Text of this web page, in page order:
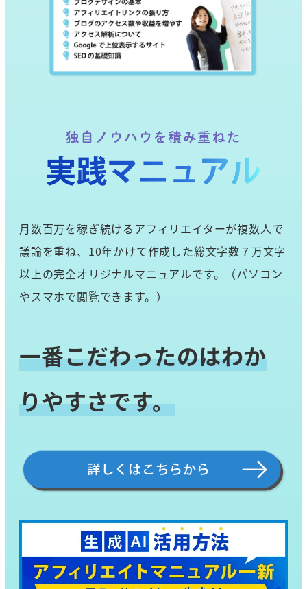
月数百万を稼ぎ続けるアフィリエイターが複数人で
議論を重ね、10年かけて作成した総文字数７万文字
以上の完全オリジナルマニュアルです。（パソコン
やスマホで閲覧できます。）
一番こだわったのはわか
りやすさです。